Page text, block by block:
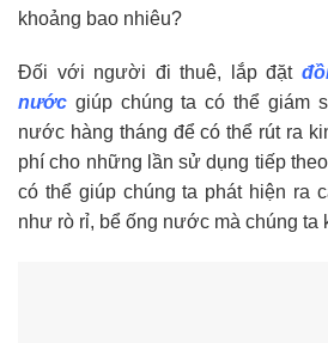
khoảng bao nhiêu?
Đối với người đi thuê, lắp đặt
nước giúp chúng ta có thể giám
nước hàng tháng để có thể rút ra
phí cho những lần sử dụng tiếp
có thể giúp chúng ta phát hiện ra
như rò rỉ, bể ống nước mà chúng ta